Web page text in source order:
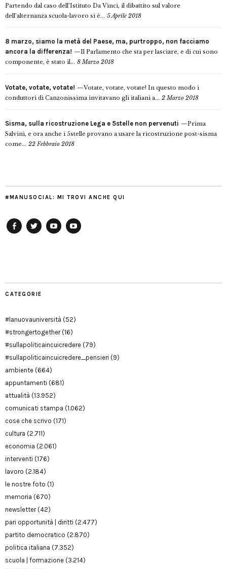
Partendo dal caso dell’Istituto Da Vinci, il dibattito sul valore
dell’alternanza scuola-lavoro si è... 5 Aprile 2018
8 marzo, siamo la metà del Paese, ma, purtroppo, non facciamo
ancora la differenza!
Il Parlamento che sta per lasciare, e di cui sono
componente, è stato il... 8 Marzo 2018
Votate, votate, votate!
Votate, votate, votate! In questo modo i
conduttori di Canzonissima invitavano gli italiani a... 2 Marzo 2018
Sisma, sulla ricostruzione Lega e 5stelle non pervenuti
Prima
Salvini, e ora anche i 5stelle provano a usare la ricostruzione post-sisma
come... 22 Febbraio 2018
#MANUSOCIAL: MI TROVI ANCHE QUI
CATEGORIE
#lanuovauniversità (52)
#strongertogether(16)
#sullapoliticaincuicredere (79)
#sullapoliticaincuicredere_pensieri (9)
ambiente (664)
appuntamenti (681)
attualità (13.952)
comunicati stampa (1.062)
cose che scrivo (171)
cultura (2.711)
economia (2.061)
interventi (176)
lavoro (2.184)
le nostre foto (1)
memoria (670)
newsletter(42)
pari opportunità | diritti (2.477)
partito democratico (2.870)
politica italiana (7.352)
scuola | formazione (3.214)